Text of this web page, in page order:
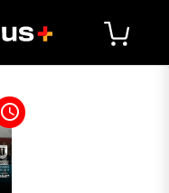
access_time